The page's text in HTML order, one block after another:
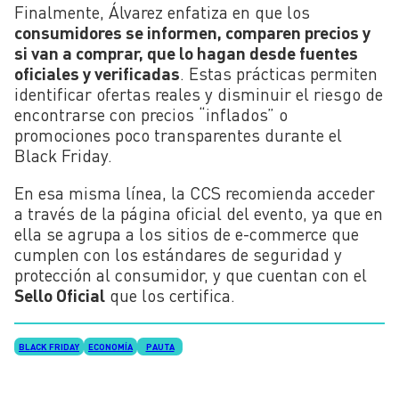
Finalmente, Álvarez enfatiza en que los
consumidores se informen, comparen precios y
si van a comprar, que lo hagan desde fuentes
oficiales y verificadas. Estas prácticas permiten
identificar ofertas reales y disminuir el riesgo de
encontrarse con precios “inflados” o
promociones poco transparentes durante el
Black Friday.
En esa misma línea, la CCS recomienda acceder
a través de la página oficial del evento, ya que en
ella se agrupa a los sitios de e-commerce que
cumplen con los estándares de seguridad y
protección al consumidor, y que cuentan con el
Sello Oficial que los certifica.
BLACK FRIDAY ECONOMÍA PAUTA